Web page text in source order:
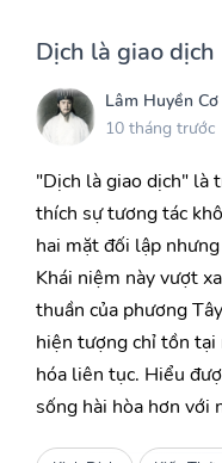
Dịch là giao dịch
Lâm Huyền Cơ
10 tháng trước
"Dịch là giao dịch" là
thích sự tương tác
hai mặt đối lập
Khái niệm này vượt
thuần của phương
hiện tượng chỉ tồn tại
hóa liên tục. Hiểu
sống hài hòa hơn với